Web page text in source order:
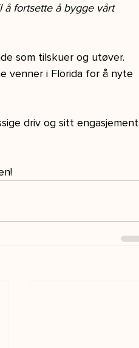
å fortsette å bygge vårt
som tilskuer og utøver.
venner i Florida for å nyte
driv og sitt engasjement